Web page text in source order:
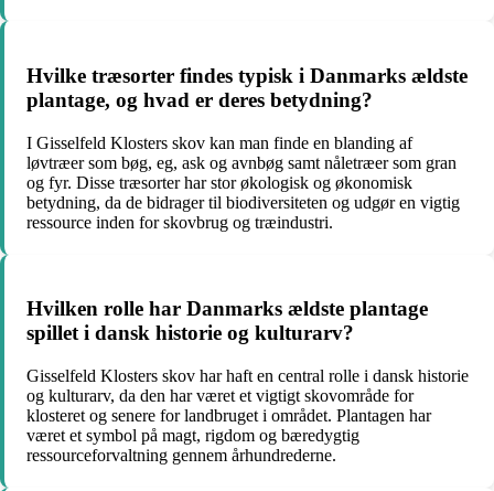
Hvilke træsorter findes typisk i Danmarks ældste
plantage, og hvad er deres betydning?
I Gisselfeld Klosters skov kan man finde en blanding af
løvtræer som bøg, eg, ask og avnbøg samt nåletræer som gran
og fyr. Disse træsorter har stor økologisk og økonomisk
betydning, da de bidrager til biodiversiteten og udgør en vigtig
ressource inden for skovbrug og træindustri.
Hvilken rolle har Danmarks ældste plantage
spillet i dansk historie og kulturarv?
Gisselfeld Klosters skov har haft en central rolle i dansk historie
og kulturarv, da den har været et vigtigt skovområde for
klosteret og senere for landbruget i området. Plantagen har
været et symbol på magt, rigdom og bæredygtig
ressourceforvaltning gennem århundrederne.